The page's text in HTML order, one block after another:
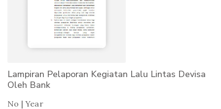
Lampiran Pelaporan Kegiatan Lalu Lintas Devisa
Oleh Bank
No | Year